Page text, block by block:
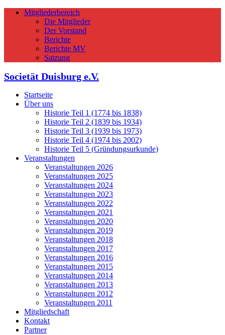
Mitgliederbereich
Die Mitglieder
Der Vorstand
Berichte
Berichte MV
Satzung
Societät Duisburg e.V.
Startseite
Über uns
Historie Teil 1 (1774 bis 1838)
Historie Teil 2 (1839 bis 1934)
Historie Teil 3 (1939 bis 1973)
Historie Teil 4 (1974 bis 2002)
Historie Teil 5 (Gründungsurkunde)
Veranstaltungen
Veranstaltungen 2026
Veranstaltungen 2025
Veranstaltungen 2024
Veranstaltungen 2023
Veranstaltungen 2022
Veranstaltungen 2021
Veranstaltungen 2020
Veranstaltungen 2019
Veranstaltungen 2018
Veranstaltungen 2017
Veranstaltungen 2016
Veranstaltungen 2015
Veranstaltungen 2014
Veranstaltungen 2013
Veranstaltungen 2012
Veranstaltungen 2011
Mitgliedschaft
Kontakt
Partner